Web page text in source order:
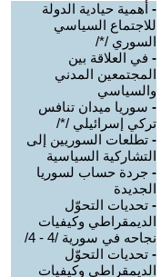
- أهمية حيادية الدولة
للاجتماع السياسي
السوري /*/
- في العلاقة بين
المجتمعين المدني
والسياسي
- سوريا ميدان تنافس
تركي إسرائيلي /*/
- تطلعات السوريين إلى
التشاركية السياسية
- جردة حساب لسوريا
الجديدة
- تحديات التحوّل
الديمقراطي وكيفيات
نجاحه في سورية /4 - 4/
- تحديات التحوّل
الديمقراطي وكيفيات